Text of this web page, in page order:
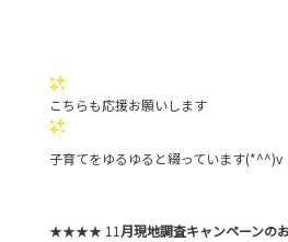
こちらも応援お願いします
子育てをゆるゆると綴っています(*^^)v
★★★★ 11 月現地調査キャンペーンの